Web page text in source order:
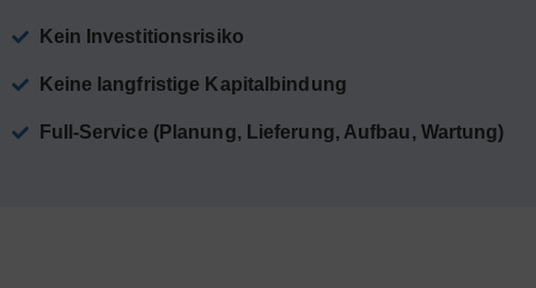
Kein Investitionsrisiko
Keine langfristige Kapitalbindung
Full-Service (Planung, Lieferung, Aufbau, Wartung)